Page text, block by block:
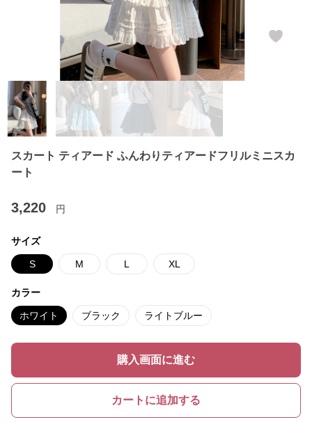
スカート ティアード ふんわりティアードフリルミニスカ
ート
3,220 円
サイズ
S M L XL
カラー
ホワイト ブラック ライトブルー
購入画面に進む
カートに追加する